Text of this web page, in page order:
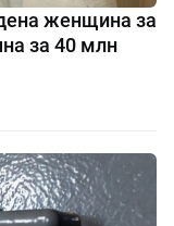
женщина за
за 40 млн